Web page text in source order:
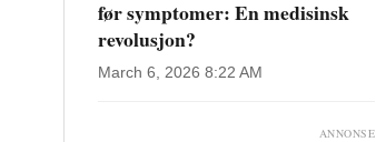
før symptomer: En medisinsk
revolusjon?
March 6, 2026 8:22 AM
ANNONSE